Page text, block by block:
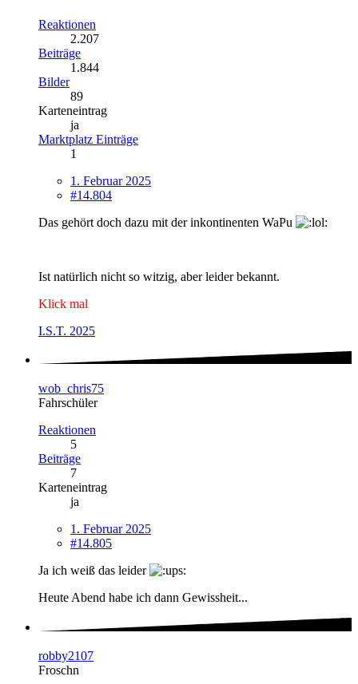
Reaktionen
2.207
Beiträge
1.844
Bilder
89
Karteneintrag
ja
Marktplatz Einträge
1
1. Februar 2025
#14.804
Das gehört doch dazu mit der inkontinenten WaPu
Ist natürlich nicht so witzig, aber leider bekannt.
Klick mal
I.S.T. 2025
wob_chris75
Fahrschüler
Reaktionen
5
Beiträge
7
Karteneintrag
ja
1. Februar 2025
#14.805
Ja ich weiß das leider
Heute Abend habe ich dann Gewissheit...
robby2107
Froschn